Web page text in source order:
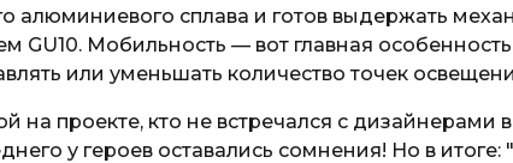
алюминиевого сплава и готов выдержать
GU10. Мобильность — вот главная
или уменьшать количество точек
на проекте, кто не встречался с дизайнерами
у героев оставались сомнения! Но в итоге: